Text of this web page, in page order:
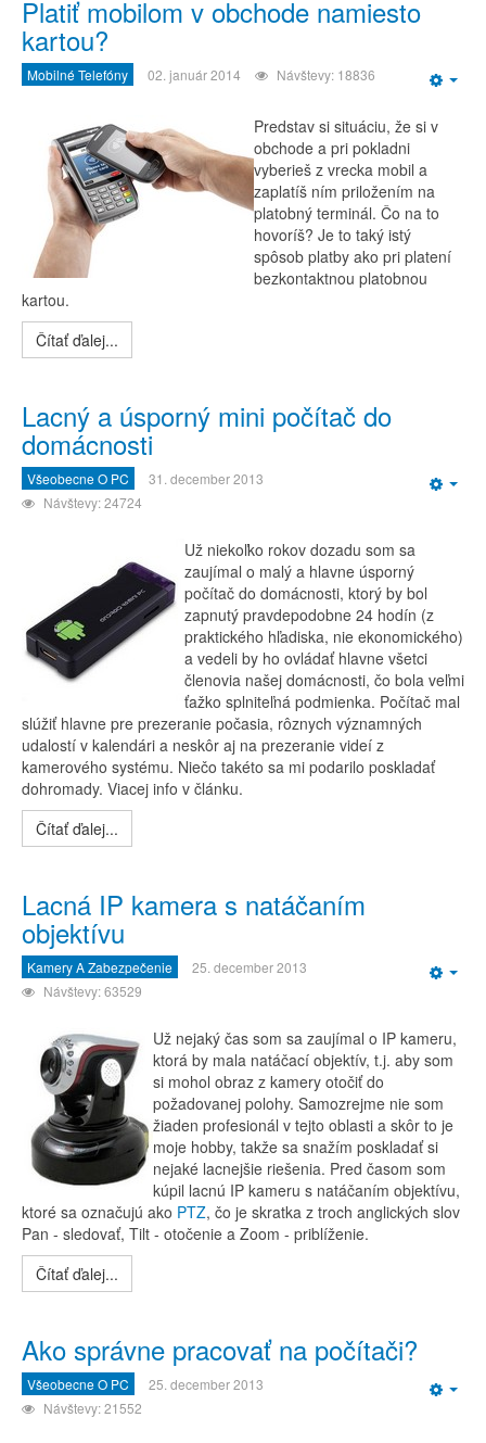
Platiť mobilom v obchode namiesto
kartou?
Mobilné Telefóny 02. január 2014 Návštevy: 18836
Predstav si situáciu, že si v
obchode a pri pokladni
vyberieš z vrecka mobil a
zaplatíš ním priložením na
platobný terminál. Čo na to
hovoríš? Je to taký istý
spôsob platby ako pri platení
bezkontaktnou platobnou
kartou.
Čítať ďalej...
Lacný a úsporný mini počítač do
domácnosti
Všeobecne O PC
31. december 2013
Návštevy: 24724
Už niekoľko rokov dozadu som sa
zaujímal o malý a hlavne úsporný
počítač do domácnosti, ktorý by bol
zapnutý pravdepodobne 24 hodín (z
praktického hľadiska, nie ekonomického)
a vedeli by ho ovládať hlavne všetci
členovia našej domácnosti, čo bola veľmi
ťažko splniteľná podmienka. Počítač mal
slúžiť hlavne pre prezeranie počasia, rôznych významných
udalostí v kalendári a neskôr aj na prezeranie videí z
kamerového systému. Niečo takéto sa mi podarilo poskladať
dohromady. Viacej info v článku.
Čítať ďalej...
Lacná IP kamera s natáčaním
objektívu
Kamery A Zabezpečenie
25. december 2013
Návštevy: 63529
Už nejaký čas som sa zaujímal o IP kameru,
ktorá by mala natáčací objektív, t.j. aby som
si mohol obraz z kamery otočiť do
požadovanej polohy. Samozrejme nie som
žiaden profesionál v tejto oblasti a skôr to je
moje hobby, takže sa snažím poskladať si
nejaké lacnejšie riešenia. Pred časom som
kúpil lacnú IP kameru s natáčaním objektívu,
ktoré sa označujú ako PTZ, čo je skratka z troch anglických slov
Pan - sledovať, Tilt - otočenie a Zoom - priblíženie.
Čítať ďalej...
Ako správne pracovať na počítači?
Všeobecne O PC
25. december 2013
Návštevy: 21552